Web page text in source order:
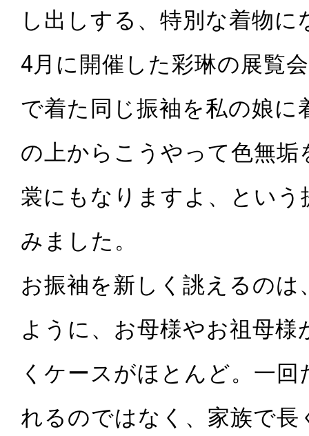
し出しする、特別な着物に
4月に開催した彩琳の展覧
で着た同じ振袖を私の娘
の上からこうやって色無
裳にもなりますよ、とい
みました。
お振袖を新しく誂えるの
ように、お母様やお祖母
くケースがほとんど。一
れるのではなく、家族で